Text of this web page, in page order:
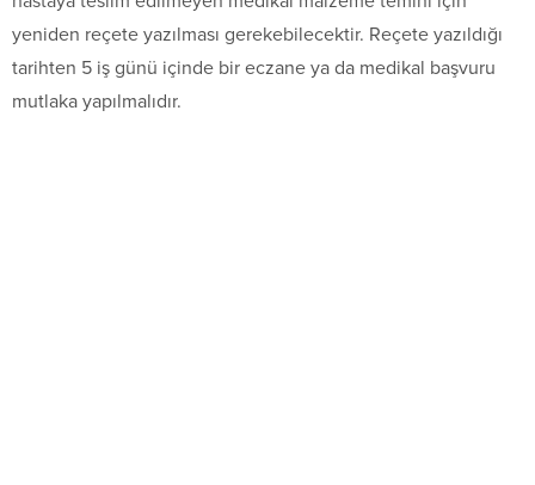
yeniden reçete yazılması gerekebilecektir. Reçete yazıldığı
tarihten 5 iş günü içinde bir eczane ya da medikal başvuru
mutlaka yapılmalıdır.